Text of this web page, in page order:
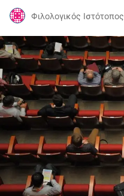
Φιλολογικός Ιστότοπος